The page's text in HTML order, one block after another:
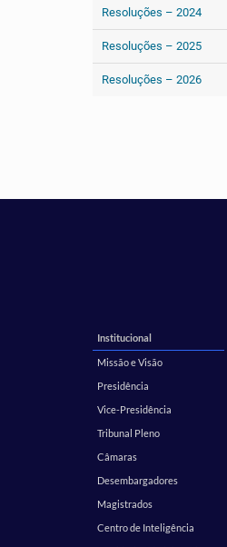
Resoluções – 2024
Resoluções – 2025
Resoluções – 2026
Institucional
Missão e Visão
Presidência
Vice-Presidência
Tribunal Pleno
Câmaras
Desembargadores
Magistrados
Centro de Inteligência